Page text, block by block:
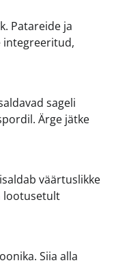
Patareide ja
integreeritud,
sageli
Ärge jätke
väärtuslikke
lootusetult
Siia alla